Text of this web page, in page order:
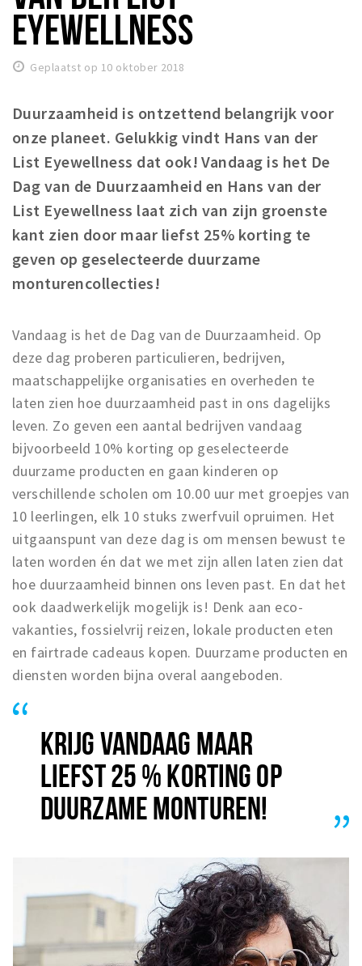
Woonruimte
Inschrijven gemeente
Zorgverzekering
Q&A
KORTING
Breda Student Shop
Draai aan het rad!
VRIJE TIJD
Bezienswaardigheden
Musea, theaters & podia
Uitjes & activiteiten
Studentenroutes
Natuurgebieden
Party pics
Drinken
Slapen
Recreatief
Winkels
Winkelgebieden
Deals
Inloggen
EYEWELLNESS
Geplaatst op 10 oktober 2018
Duurzaamheid is ontzettend belangrijk voor
onze planeet. Gelukkig vindt Hans van der
List Eyewellness dat ook! Vandaag is het De
Dag van de Duurzaamheid en Hans van der
List Eyewellness laat zich van zijn groenste
kant zien door maar liefst 25% korting te
geven op geselecteerde duurzame
monturencollecties!
Vandaag is het de Dag van de Duurzaamheid. Op
deze dag proberen particulieren, bedrijven,
maatschappelijke organisaties en overheden te
laten zien hoe duurzaamheid past in ons dagelijks
leven. Zo geven een aantal bedrijven vandaag
bijvoorbeeld 10% korting op geselecteerde
duurzame producten en gaan kinderen op
verschillende scholen om 10.00 uur met groepjes van
10 leerlingen, elk 10 stuks zwerfvuil opruimen. Het
uitgaanspunt van deze dag is om mensen bewust te
laten worden én dat we met zijn allen laten zien dat
hoe duurzaamheid binnen ons leven past. En dat het
ook daadwerkelijk mogelijk is! Denk aan eco-
vakanties, fossielvrij reizen, lokale producten eten
en fairtrade cadeaus kopen. Duurzame producten en
diensten worden bijna overal aangeboden.
KRIJG VANDAAG MAAR
LIEFST 25 % KORTING OP
DUURZAME MONTUREN!